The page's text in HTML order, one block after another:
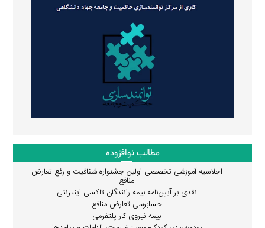
مطالب نوافزوده
اجلاسیه آموزشی تخصصی اولین جشنواره شفافیت و رفع تعارض
منافع
نقدی بر آیین‌نامه بیمه رانندگان تاکسی اینترنتی
حسابرسی تعارض منافع
بیمه نیروی کار پلتفرمی